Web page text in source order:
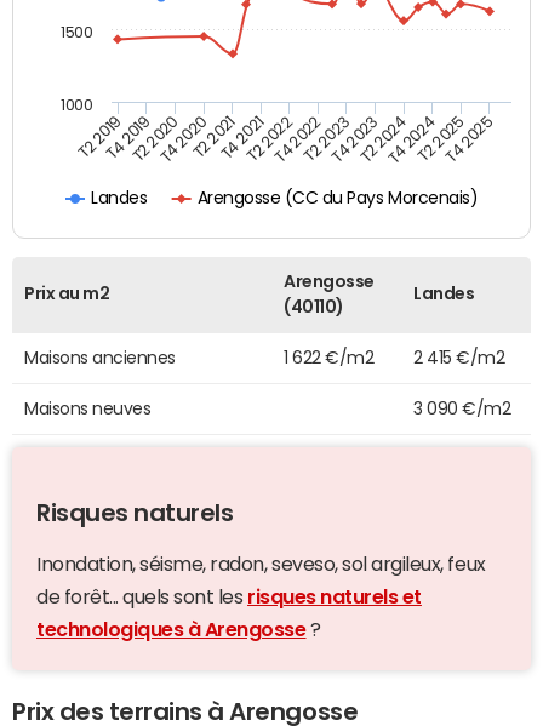
Landes Arengosse (CC du Pays Morcenais)
T2 2019T4 2019T2 2020T4 2020T2 2021T4 2021T2 2022T4 2022T2 2023T4 2023T2 2024T4 2024T2 2025T4 2025
1500
1000
Prix au m2
Arengosse
(40110)
Landes
Maisons anciennes 1 622 €/m2 2 415 €/m2
Maisons neuves 3 090 €/m2
Risques naturels
Inondation, séisme, radon, seveso, sol argileux, feux
de forêt... quels sont les risques naturels et
technologiques à Arengosse?
Prix des terrains à Arengosse